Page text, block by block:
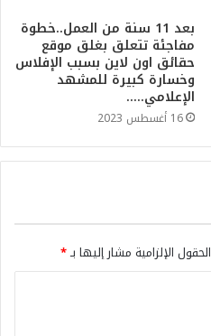
بعد 11 سنة من العمل..خطوة
مفاجئة تتعلق بغلق موقع
حقائق اون لاين بسبب الإفلاس
وخسارة كبيرة للمشهد
الإعلامي…..
16 أغسطس 2023
الحقول الإلزامية مشار إليها بـ*